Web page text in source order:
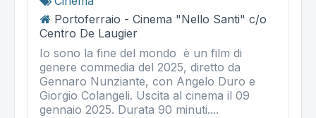
Portoferraio - Cinema "Nello Santi" c/o
Centro De Laugier
Io sono la fine del mondo è un film di
genere commedia del 2025, diretto da
Gennaro Nunziante, con Angelo Duro e
Giorgio Colangeli. Uscita al cinema il 09
gennaio 2025. Durata 90 minuti....